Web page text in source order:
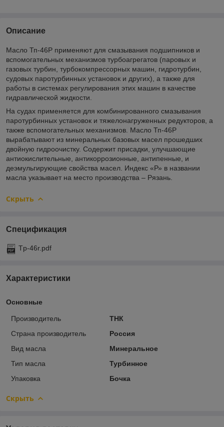
Описание
Масло Тп-46Р применяют для смазывания подшипников и
вспомогательных механизмов турбоагрегатов (паровых и
газовых турбин, турбокомпрессорных машин, гидротурбин,
судовых паротурбинных установок и других), а также для
работы в системах регулирования этих машин в качестве
гидравлической жидкости.
На судах применяется для комбинированного смазывания
паротурбинных установок и тяжелонагруженных редукторов, а
также вспомогательных механизмов. Масло Тп-46Р
вырабатывают из минеральных базовых масел прошедших
двойную гидроочистку. Содержит присадки, улучшающие
антиокислительные, антикоррозионные, антипенные, и
деэмульгирующие свойства масел. Индекс «Р» в названии
масла указывает на место производства – Рязань.
Скрыть
Спецификация
Tp-46r.pdf
Характеристики
Основные
Производитель
ТНК
Страна производитель
Россия
Вид масла
Минеральное
Тип масла
Турбинное
Упаковка
Бочка
Скрыть